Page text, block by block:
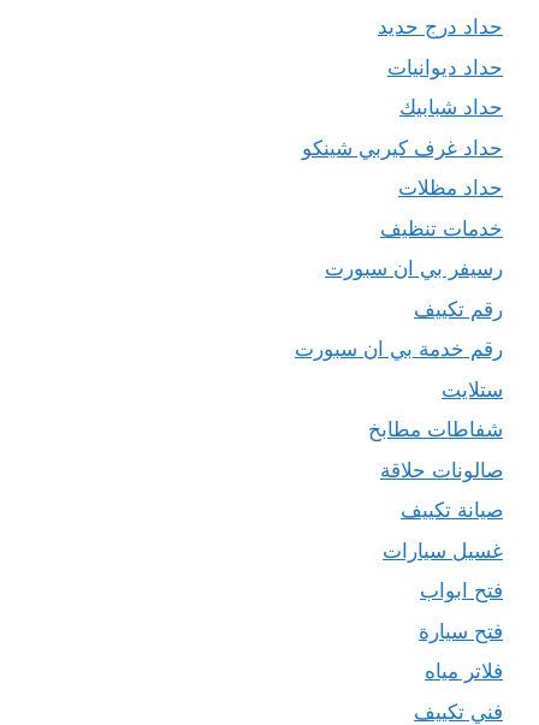
حداد درج حديد
حداد ديوانيات
حداد شبابيك
حداد غرف كيربي شينكو
حداد مظلات
خدمات تنظيف
رسيفر بي ان سبورت
رقم تكييف
رقم خدمة بي ان سبورت
ستلايت
شفاطات مطابخ
صالونات حلاقة
صيانة تكييف
غسيل سيارات
فتح ابواب
فتح سيارة
فلاتر مياه
فني تكييف